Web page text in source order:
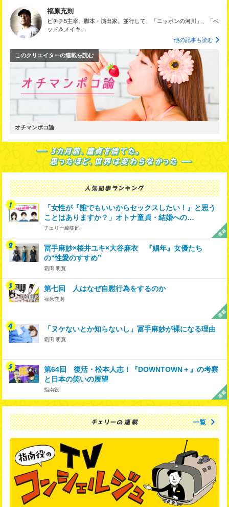
福原充則
ピチチ5主宰。脚本・演出家。並行して、「ニッポンの河川」、「ベ
ッド＆メイキ…
他の記事も読む
このクリエイターの連載を読む
オチマンポコ論
「女性が『誰でもいいからセックスしたい！』と思う
ことはありますか？」オトナ童貞・結婚への…
チェリー編集部
冨手麻妙×桜井ユキ×大谷麻衣 『娼年』女優たち
の“性愛のすすめ”
霜田 明寛
第七回 人はなぜ自慰行為をするのか
福原充則
「ヌケないとか知らないし」冨手麻妙が裸になる理由
霜田 明寛
第64回 復活・松本人志！『DOWNTOWN＋』の考察
と日本の笑いの展望
指南役
一覧